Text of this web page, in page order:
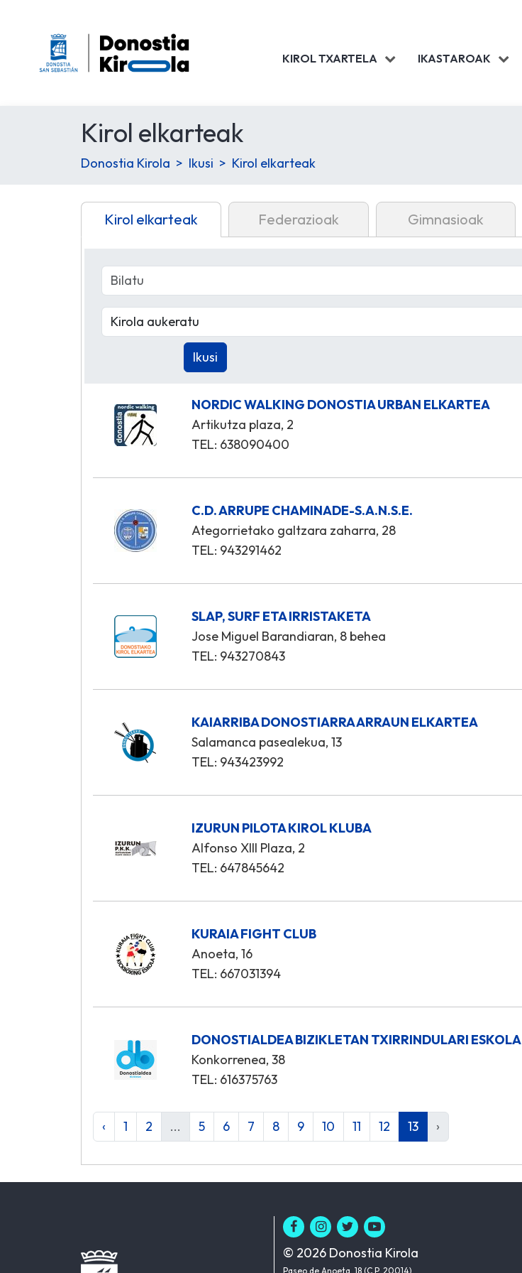
KIROL TXARTELA IKASTAROAK
Kirol elkarteak
Donostia Kirola Ikusi Kirol elkarteak
Kirol elkarteak Federazioak Gimnasioak
NORDIC WALKING DONOSTIA URBAN ELKARTEA
Artikutza plaza, 2
TEL: 638090400
C.D. ARRUPE CHAMINADE-S.A.N.S.E.
Ategorrietako galtzara zaharra, 28
TEL: 943291462
SLAP, SURF ETA IRRISTAKETA
Jose Miguel Barandiaran, 8 behea
TEL: 943270843
KAIARRIBA DONOSTIARRA ARRAUN ELKARTEA
Salamanca pasealekua, 13
TEL: 943423992
IZURUN PILOTA KIROL KLUBA
Alfonso XIII Plaza, 2
TEL: 647845642
KURAIA FIGHT CLUB
Anoeta, 16
TEL: 667031394
DONOSTIALDEA BIZIKLETAN TXIRRINDULARI ESKOLA
Konkorrenea, 38
TEL: 616375763
‹ 1 2 ... 5 6 7 8 9 10 11 12 13 ›
© 2026 Donostia Kirola
Paseo de Anoeta, 18 (C.P. 20014)